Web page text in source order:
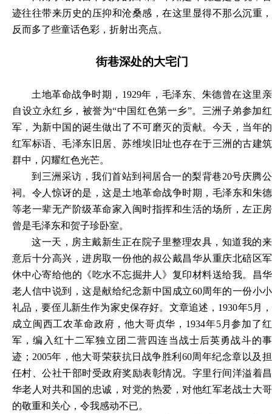
迹往往带来历史的压抑和沧桑感，在这里显得不那么沉重，
反而多了些童话色彩，折射出亮点。
街巷深处的大宅门
土地革命战争时期， 1929年，毛泽东、朱德曾在这里亲
自设立永红乡，被誉为“中国红色第一乡”。三洲子弟参加红
军，为新中国的诞生做出了不可磨灭的贡献。今天，当年的
红军标语、毛泽东旧居、苏维埃旧址也存在于三洲的古建筑
群中，闪耀红色光芒。
到三洲采访，我们首站到祠居合一的梨背巷20号庆腾公
祠。令人惊讶的是，这是土地革命战争时期，毛泽东和朱德
等老一辈无产阶级革命家入闽时指挥和生活的场所，左正房
曾是毛泽东和贺子珍卧室。
这一天，房主戴新生正在院子里整理农具，知道我的来
意后十分高兴，进房取一份他的叔公戴昌华从重庆北碚区军
休中心寄给他的《吃水不忘掘井人》复印材料送给我。昌华
老人信中说到，这是献给纪念新中国成立60周年的一份小小
礼品，要侄儿新生作为家史保存好。文章追述，1930年5月，
成立闽西工农革命政府，他大哥贞华，1934年5月参加了红
军，编入红十二军独立团二营四连当战士后英勇战斗的事
迹；2005年，他大哥荣获抗日战争胜利60周年纪念章以及担
任村、公社干部时受政府奖励表彰情况。字里行间洋溢着昌
华老人对共和国的忠诚，对党的热爱，对他红军老战士大哥
的敬重和关心，令我感动不已。